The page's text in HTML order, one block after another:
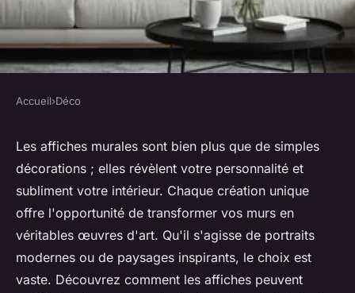
Affiches murales : des
créations uniques pour
sublimer votre intérieur
Pablo•3 janvier 2025•11 min de lecture
Accueil›Déco
Les affiches murales sont bien plus que de simples
décorations ; elles révèlent votre personnalité et
subliment votre intérieur. Chaque création unique
offre l'opportunité de transformer vos murs en
véritables œuvres d'art. Qu'il s'agisse de portraits
modernes ou de paysages inspirants, le choix est
vaste. Découvrez comment les affiches peuvent